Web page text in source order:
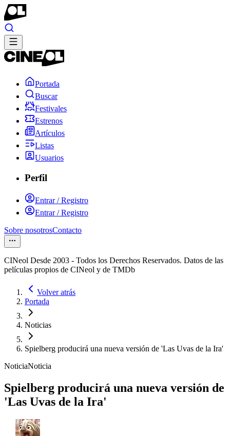
Portada
Buscar
Festivales
Estrenos
Artículos
Listas
Usuarios
Perfil
Entrar / Registro
Entrar / Registro
Sobre nosotrosContacto
CINeol Desde 2003 - Todos los Derechos Reservados. Datos de las
películas propios de CINeol y de TMDb
Volver atrás
Portada
Noticias
Spielberg producirá una nueva versión de 'Las Uvas de la Ira'
NoticiaNoticia
Spielberg producirá una nueva versión de
'Las Uvas de la Ira'